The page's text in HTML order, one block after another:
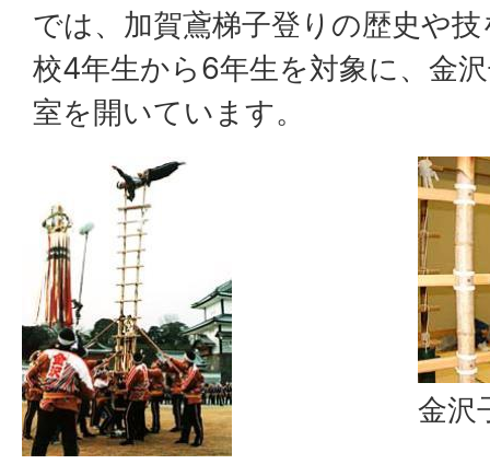
では、加賀鳶梯子登りの歴史や
校4年生から6年生を対象に、金
室を開いています。
金沢